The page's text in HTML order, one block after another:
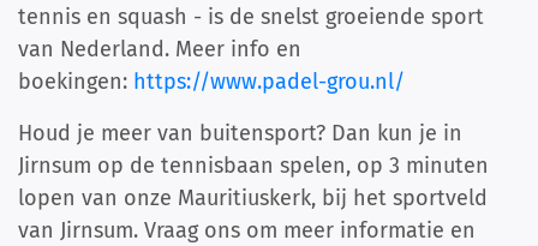
tennis en squash - is de snelst groeiende sport
van Nederland. Meer info en
boekingen: https://www.padel-grou.nl/
Houd je meer van buitensport? Dan kun je in
Jirnsum op de tennisbaan spelen, op 3 minuten
lopen van onze Mauritiuskerk, bij het sportveld
van Jirnsum. Vraag ons om meer informatie en